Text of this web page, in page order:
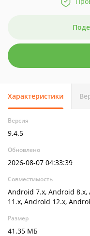
Характеристики
Версия
9.4.5
Обновлено
2026-08-07 04:33:39
Совместимость
Android 7.x, Android
11.x, Android 12.x,
Размер
41.35 МБ